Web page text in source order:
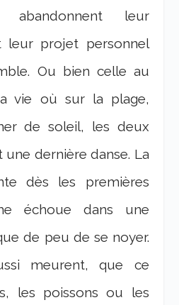
abandonnent leur
leur projet personnel
Ou bien celle au
vie où sur la plage,
de soleil, les deux
dernière danse. La
dès les premières
échoue dans une
de peu de se noyer.
meurent, que ce
les poissons ou les